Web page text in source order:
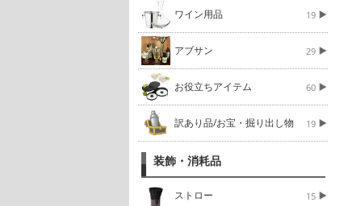
ワイン用品 19
アブサン 29
お役立ちアイテム 60
訳あり品/お宝・掘り出し物 19
装飾・消耗品
ストロー 15